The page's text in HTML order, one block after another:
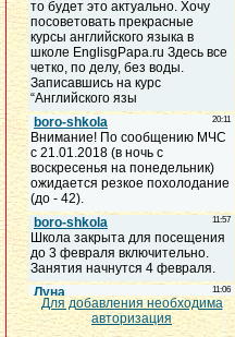
Для добавления необходима
авторизация